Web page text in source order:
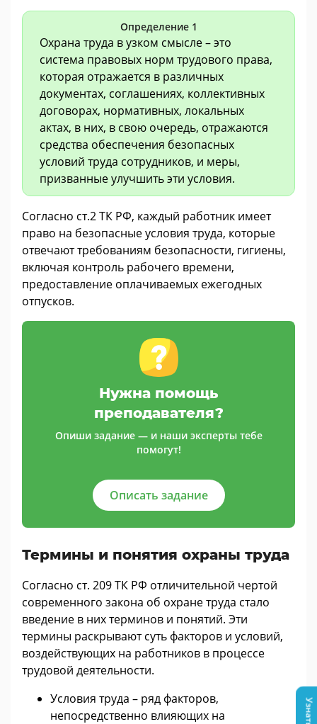
Определение 1
Охрана труда в узком смысле – это
система правовых норм трудового права,
которая отражается в различных
документах, соглашениях, коллективных
договорах, нормативных, локальных
актах, в них, в свою очередь, отражаются
средства обеспечения безопасных
условий труда сотрудников, и меры,
призванные улучшить эти условия.
Согласно ст.2 ТК РФ, каждый работник имеет
право на безопасные условия труда, которые
отвечают требованиям безопасности, гигиены,
включая контроль рабочего времени,
предоставление оплачиваемых ежегодных
отпусков.
Нужна помощь
преподавателя?
Опиши задание — и наши эксперты тебе
помогут!
Описать задание
Термины и понятия охраны труда
Согласно ст. 209 ТК РФ отличительной чертой
современного закона об охране труда стало
введение в них терминов и понятий. Эти
термины раскрывают суть факторов и условий,
воздействующих на работников в процессе
трудовой деятельности.
Условия труда – ряд факторов,
непосредственно влияющих на